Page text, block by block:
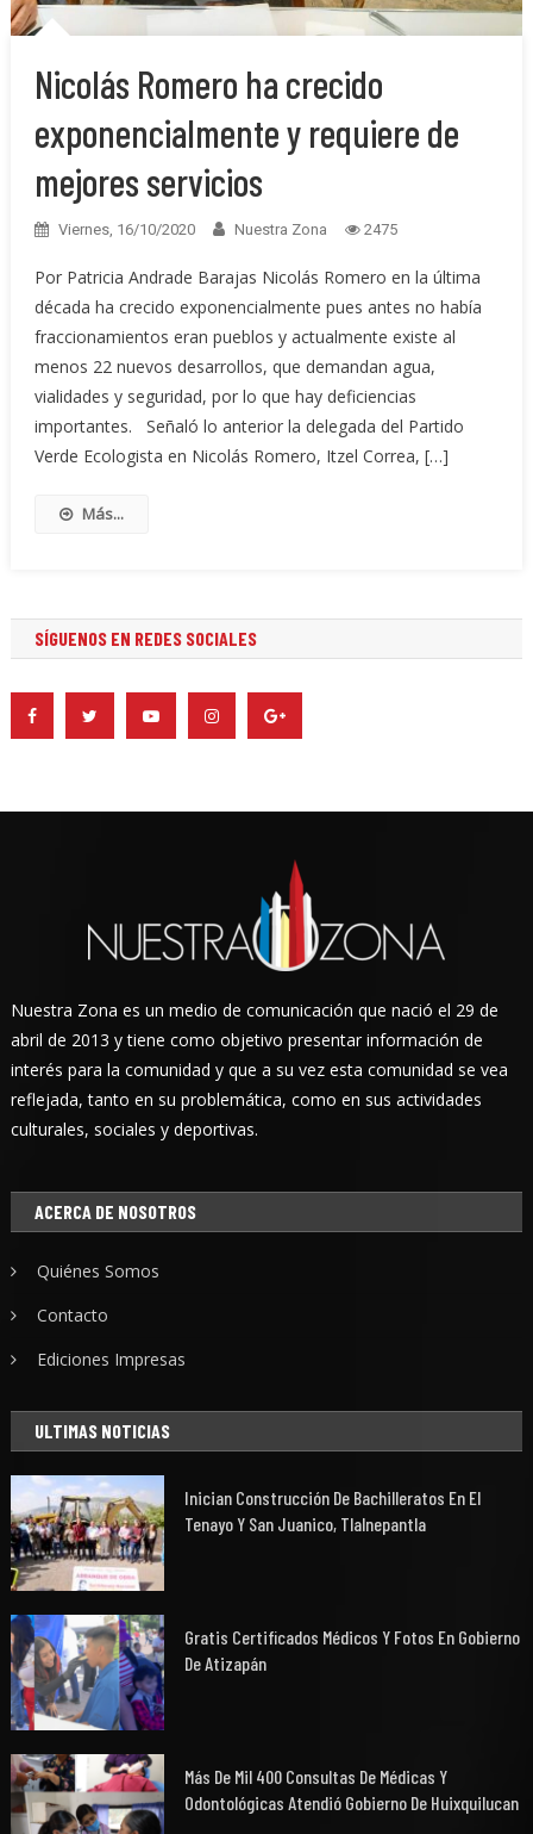
Nicolás Romero ha crecido
exponencialmente y requiere de
mejores servicios
Viernes, 16/10/2020 Nuestra Zona 2475
Por Patricia Andrade Barajas Nicolás Romero en la última
década ha crecido exponencialmente pues antes no había
fraccionamientos eran pueblos y actualmente existe al
menos 22 nuevos desarrollos, que demandan agua,
vialidades y seguridad, por lo que hay deficiencias
importantes. Señaló lo anterior la delegada del Partido
Verde Ecologista en Nicolás Romero, Itzel Correa, […]
Más...
SÍGUENOS EN REDES SOCIALES
Nuestra Zona es un medio de comunicación que nació el 29 de
abril de 2013 y tiene como objetivo presentar información de
interés para la comunidad y que a su vez esta comunidad se vea
reflejada, tanto en su problemática, como en sus actividades
culturales, sociales y deportivas.
ACERCA DE NOSOTROS
Quiénes Somos
Contacto
Ediciones Impresas
ULTIMAS NOTICIAS
Inician Construcción De Bachilleratos En El
Tenayo Y San Juanico, Tlalnepantla
Gratis Certificados Médicos Y Fotos En Gobierno
De Atizapán
Más De Mil 400 Consultas De Médicas Y
Odontológicas Atendió Gobierno De Huixquilucan